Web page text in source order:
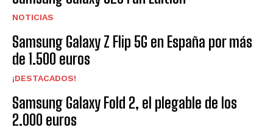
NOTICIAS
Samsung Galaxy Z Flip 5G en España por más
de 1.500 euros
¡DESTACADOS!
Samsung Galaxy Fold 2, el plegable de los
2.000 euros